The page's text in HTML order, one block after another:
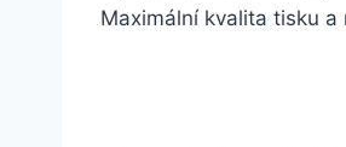
Maximální kvalita tisku